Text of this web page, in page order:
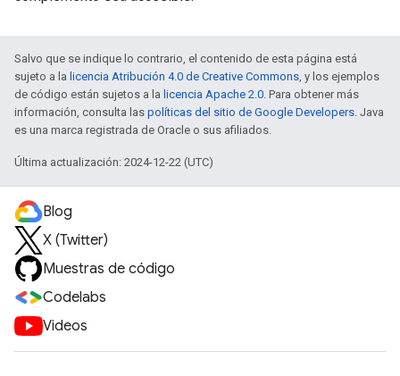
Salvo que se indique lo contrario, el contenido de esta página está
sujeto a la licencia Atribución 4.0 de Creative Commons, y los ejemplos
de código están sujetos a la licencia Apache 2.0. Para obtener más
información, consulta las políticas del sitio de Google Developers. Java
es una marca registrada de Oracle o sus afiliados.
Última actualización: 2024-12-22 (UTC)
Blog
X (Twitter)
Muestras de código
Codelabs
Videos